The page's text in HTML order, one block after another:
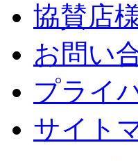
協賛店
お問い
プライ
サイト